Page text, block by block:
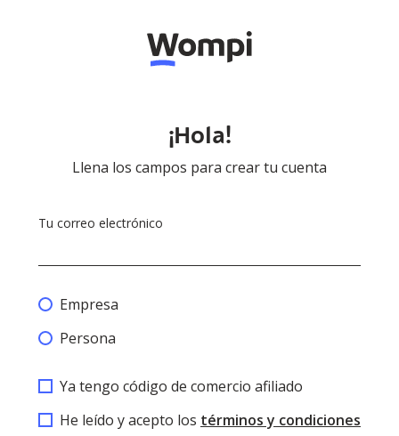
¡Hola!
Llena los campos para crear tu cuenta
Tu correo electrónico
Empresa
Persona
Ya tengo código de comercio afiliado
He leído y acepto los términos y condiciones